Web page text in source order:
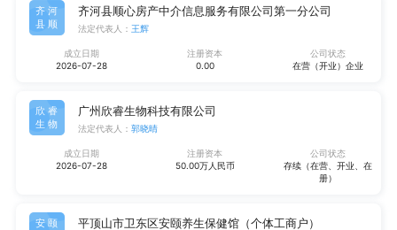
齐河
县顺
齐河县顺心房产中介信息服务有限公司第一分公司
法定代表人： 王辉
成立日期
2026-07-28
注册资本
0.00
公司状态
在营（开业）企业
欣睿
生物
广州欣睿生物科技有限公司
法定代表人： 郭晓晴
成立日期
2026-07-28
注册资本
50.00万人民币
公司状态
存续（在营、开业、在
册）
安颐 平顶山市卫东区安颐养生保健馆（个体工商户）